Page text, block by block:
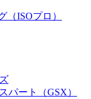
（ISOプロ）
パート（GSX）